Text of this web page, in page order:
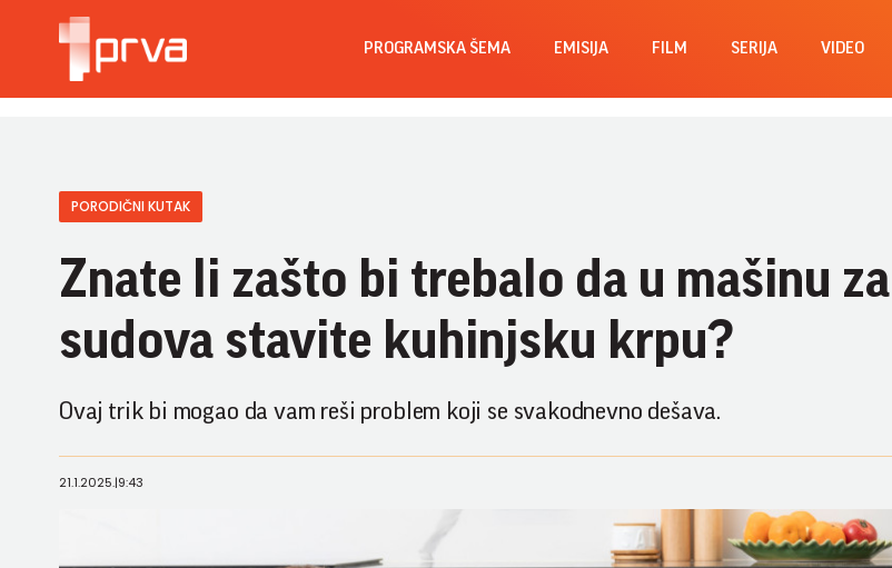
PROGRAMSKA ŠEMA EMISIJA FILM SERIJA VIDEO
PORODIČNI KUTAK
Znate li zašto bi trebalo da u mašinu
sudova stavite kuhinjsku krpu?
Ovaj trik bi mogao da vam reši problem koji se svakodnevno dešava.
21.1.2025.|9:43